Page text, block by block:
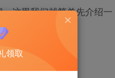
这里我们就简单先介绍一
领取